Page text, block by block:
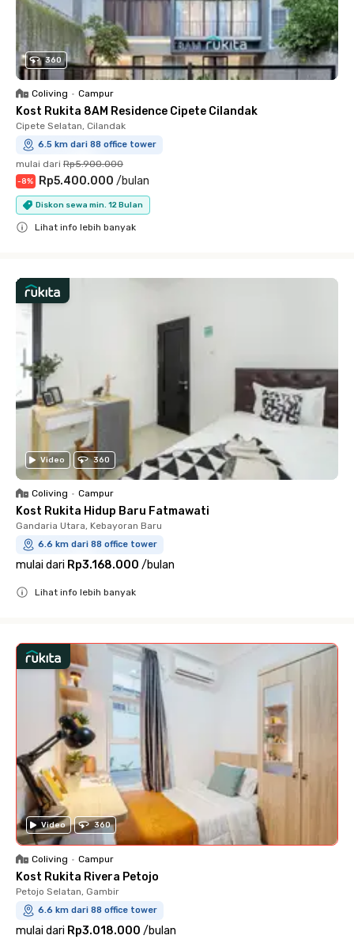
360
Coliving • Campur
Kost Rukita 8AM Residence Cipete Cilandak
Cipete Selatan, Cilandak
6.5 km dari 88 office tower
mulai dari Rp5.900.000
-8% Rp5.400.000 /bulan
Diskon sewa min. 12 Bulan
Lihat info lebih banyak
Video 360
Coliving • Campur
Kost Rukita Hidup Baru Fatmawati
Gandaria Utara, Kebayoran Baru
6.6 km dari 88 office tower
mulai dari Rp3.168.000 /bulan
Lihat info lebih banyak
Video 360
Coliving • Campur
Kost Rukita Rivera Petojo
Petojo Selatan, Gambir
6.6 km dari 88 office tower
mulai dari Rp3.018.000 /bulan